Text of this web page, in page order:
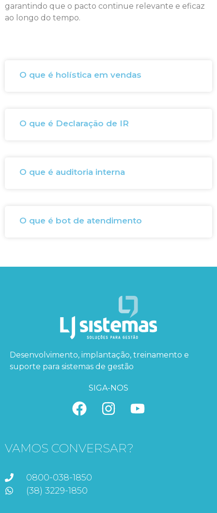
garantindo que o pacto continue relevante e eficaz
ao longo do tempo.
O que é holística em vendas
O que é Declaração de IR
O que é auditoria interna
O que é bot de atendimento
Desenvolvimento, implantação, treinamento e
suporte para sistemas de gestão
SIGA-NOS
VAMOS CONVERSAR?
0800-038-1850
(38) 3229-1850